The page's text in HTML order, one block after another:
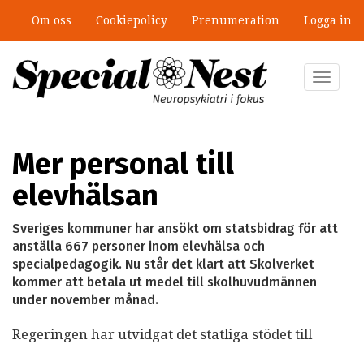
huvudinnehåll
Om oss Cookiepolicy Prenumeration Logga in
Toggle
Mer personal till
elevhälsan
Sveriges kommuner har ansökt om statsbidrag för att
anställa 667 personer inom elevhälsa och
specialpedagogik. Nu står det klart att Skolverket
kommer att betala ut medel till skolhuvudmännen
under november månad.
Regeringen har utvidgat det statliga stödet till
Mobbning vid autism och adhd: 4